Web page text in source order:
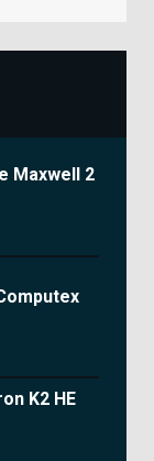
Maxwell 2
K2 HE